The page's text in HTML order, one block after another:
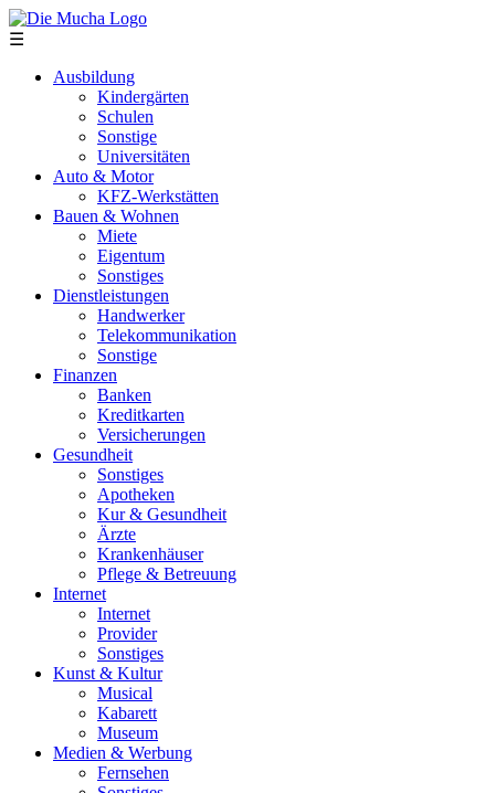
Direkt zum Inhalt
☰
Ausbildung
Kindergärten
Schulen
Sonstige
Universitäten
Auto & Motor
KFZ-Werkstätten
Bauen & Wohnen
Miete
Eigentum
Sonstiges
Dienstleistungen
Handwerker
Telekommunikation
Sonstige
Finanzen
Banken
Kreditkarten
Versicherungen
Gesundheit
Sonstiges
Apotheken
Kur & Gesundheit
Ärzte
Krankenhäuser
Pflege & Betreuung
Internet
Internet
Provider
Sonstiges
Kunst & Kultur
Musical
Kabarett
Museum
Medien & Werbung
Fernsehen